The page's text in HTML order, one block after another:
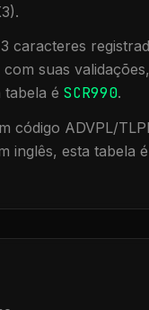
caracteres
com suas
tabela é SCR990.
código ADVPL/
inglês, esta tabela